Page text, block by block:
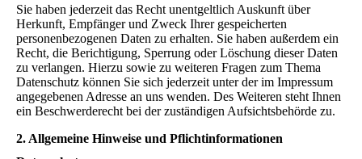
Sie haben jederzeit das Recht unentgeltlich Auskunft über
Herkunft, Empfänger und Zweck Ihrer gespeicherten
personenbezogenen Daten zu erhalten. Sie haben außerdem ein
Recht, die Berichtigung, Sperrung oder Löschung dieser Daten
zu verlangen. Hierzu sowie zu weiteren Fragen zum Thema
Datenschutz können Sie sich jederzeit unter der im Impressum
angegebenen Adresse an uns wenden. Des Weiteren steht Ihnen
ein Beschwerderecht bei der zuständigen Aufsichtsbehörde zu.
2. Allgemeine Hinweise und Pflichtinformationen